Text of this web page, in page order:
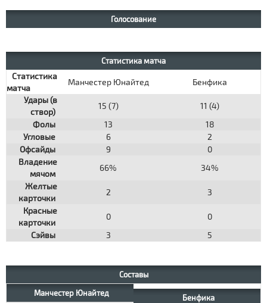
Голосование
Статистика матча
Статистика
матча
Манчестер Юнайтед
Бенфика
Удары (в
створ)
15 (7)
11 (4)
Фолы
13
18
Угловые
6
2
Офсайды
9
0
Владение
мячом
66%
34%
Желтые
карточки
2
3
Красные
карточки
0
0
Сэйвы
3 5
Составы
Манчестер Юнайтед
Бенфика